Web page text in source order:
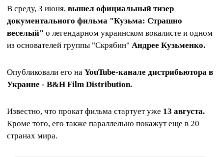
В среду, 3 июня, вышел официальный тизер
документального фильма "Кузьма: Страшно
веселый" о легендарном украинском вокалисте и одном
из основателей группы "Скрябин" Андрее Кузьменко.
Опубликовали его на YouTube-канале дистрибьютора в
Украине - B&H Film Distribution.
Известно, что прокат фильма стартует уже 13 августа.
Кроме того, его также параллельно покажут еще в 20
странах мира.